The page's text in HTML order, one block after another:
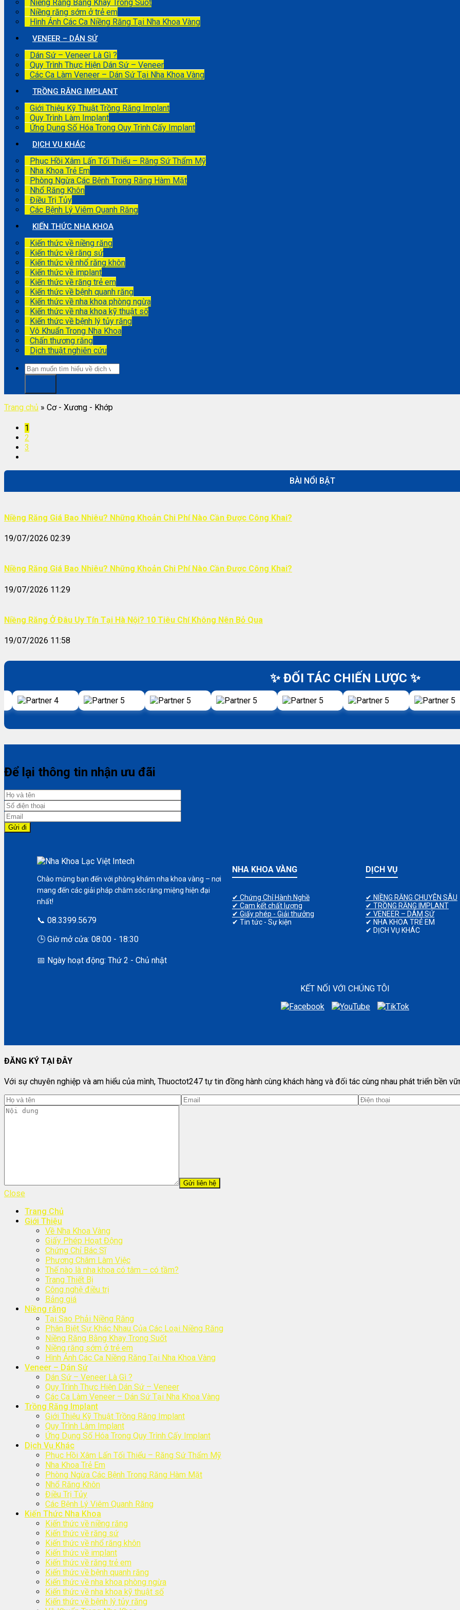
Niềng Răng Bằng Khay Trong Suốt
Niềng răng sớm ở trẻ em
Hình Ảnh Các Ca Niềng Răng Tại Nha Khoa Vàng
VENEER – DÁN SỨ
Dán Sứ – Veneer Là Gì ?
Quy Trình Thực Hiện Dán Sứ – Veneer
Các Ca Làm Veneer – Dán Sứ Tại Nha Khoa Vàng
TRỒNG RĂNG IMPLANT
Giới Thiệu Kỹ Thuật Trồng Răng Implant
Quy Trình Làm Implant
Ứng Dụng Số Hóa Trong Quy Trình Cấy Implant
DỊCH VỤ KHÁC
Phục Hồi Xâm Lấn Tối Thiểu – Răng Sứ Thẩm Mỹ
Nha Khoa Trẻ Em
Phòng Ngừa Các Bệnh Trong Răng Hàm Mặt
Nhổ Răng Khôn
Điều Trị Tủy
Các Bệnh Lý Viêm Quanh Răng
KIẾN THỨC NHA KHOA
Kiến thức về niềng răng
Kiến thức về răng sứ
Kiến thức về nhổ răng khôn
Kiến thức về implant
Kiến thức về răng trẻ em
Kiến thức về bệnh quanh răng
Kiến thức về nha khoa phòng ngừa
Kiến thức về nha khoa kỹ thuật số
Kiến thức về bệnh lý tủy răng
Vô Khuẩn Trong Nha Khoa
Chấn thương răng
Dịch thuật nghiên cứu
Trang chủ » Cơ - Xương - Khớp
1
2
3
BÀI NỔI BẬT
Niềng Răng Giá Bao Nhiêu? Những Khoản Chi Phí Nào Cần Được Công Khai?
19/07/2026 02:39
Niềng Răng Giá Bao Nhiêu? Những Khoản Chi Phí Nào Cần Được Công Khai?
19/07/2026 11:29
Niềng Răng Ở Đâu Uy Tín Tại Hà Nội? 10 Tiêu Chí Không Nên Bỏ Qua
19/07/2026 11:58
✨ ĐỐI TÁC CHIẾN LƯỢC ✨
Để lại thông tin nhận ưu đãi
Chào mừng bạn đến với phòng khám nha khoa vàng – nơi
mang đến các giải pháp chăm sóc răng miệng hiện đại
nhất!
📞 08.3399.5679
🕒 Giờ mở cửa: 08:00 - 18:30
📅 Ngày hoạt động: Thứ 2 - Chủ nhật
NHA KHOA VÀNG
✔ Chứng Chỉ Hành Nghề
✔ Cam kết chất lượng
✔ Giấy phép - Giải thưởng
✔ Tin tức - Sự kiện
DỊCH VỤ
✔ NIỀNG RĂNG CHUYÊN SÂU
✔ TRỒNG RĂNG IMPLANT
✔ VENEER – DÁM SỨ
✔ NHA KHOA TRẺ EM
✔ DỊCH VỤ KHÁC
KẾT NỐI VỚI CHÚNG TÔI
ĐĂNG KÝ TẠI ĐÂY
Với sự chuyên nghiệp và am hiểu của mình, Thuoctot247 tự tin đồng hành cùng khách hàng và đối tác cùng nhau phát triển bền
Close
Trang Chủ
Giới Thiệu
Về Nha Khoa Vàng
Giấy Phép Hoạt Động
Chứng Chỉ Bác Sĩ
Phương Châm Làm Việc
Thế nào là nha khoa có tâm – có tầm?
Trang Thiết Bị
Công nghệ điều trị
Bảng giá
Niềng răng
Tại Sao Phải Niềng Răng
Phân Biệt Sự Khác Nhau Của Các Loại Niềng Răng
Niềng Răng Bằng Khay Trong Suốt
Niềng răng sớm ở trẻ em
Hình Ảnh Các Ca Niềng Răng Tại Nha Khoa Vàng
Veneer – Dán Sứ
Dán Sứ – Veneer Là Gì ?
Quy Trình Thực Hiện Dán Sứ – Veneer
Các Ca Làm Veneer – Dán Sứ Tại Nha Khoa Vàng
Trồng Răng Implant
Giới Thiệu Kỹ Thuật Trồng Răng Implant
Quy Trình Làm Implant
Ứng Dụng Số Hóa Trong Quy Trình Cấy Implant
Dịch Vụ Khác
Phục Hồi Xâm Lấn Tối Thiểu – Răng Sứ Thẩm Mỹ
Nha Khoa Trẻ Em
Phòng Ngừa Các Bệnh Trong Răng Hàm Mặt
Nhổ Răng Khôn
Điều Trị Tủy
Các Bệnh Lý Viêm Quanh Răng
Kiến Thức Nha Khoa
Kiến thức về niềng răng
Kiến thức về răng sứ
Kiến thức về nhổ răng khôn
Kiến thức về implant
Kiến thức về răng trẻ em
Kiến thức về bệnh quanh răng
Kiến thức về nha khoa phòng ngừa
Kiến thức về nha khoa kỹ thuật số
Kiến thức về bệnh lý tủy răng